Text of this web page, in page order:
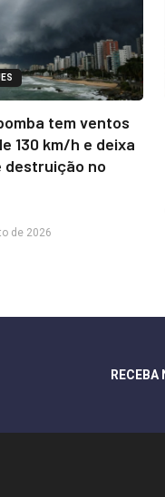
tem ventos
130 km/h e deixa
destruição no
de 2026
RECEBA